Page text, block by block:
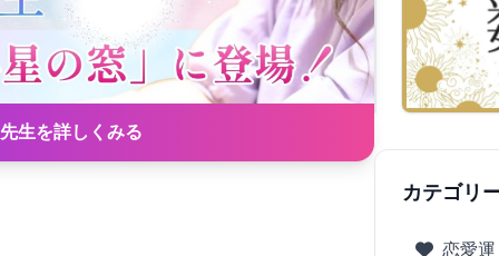
先生を詳しくみる
カテゴリ
恋愛運